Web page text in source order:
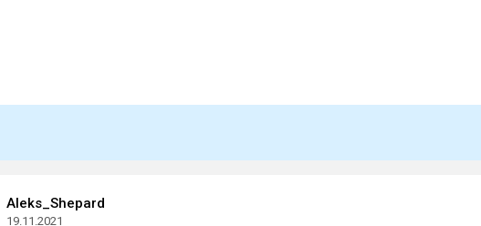
Aleks_Shepard
19.11.2021